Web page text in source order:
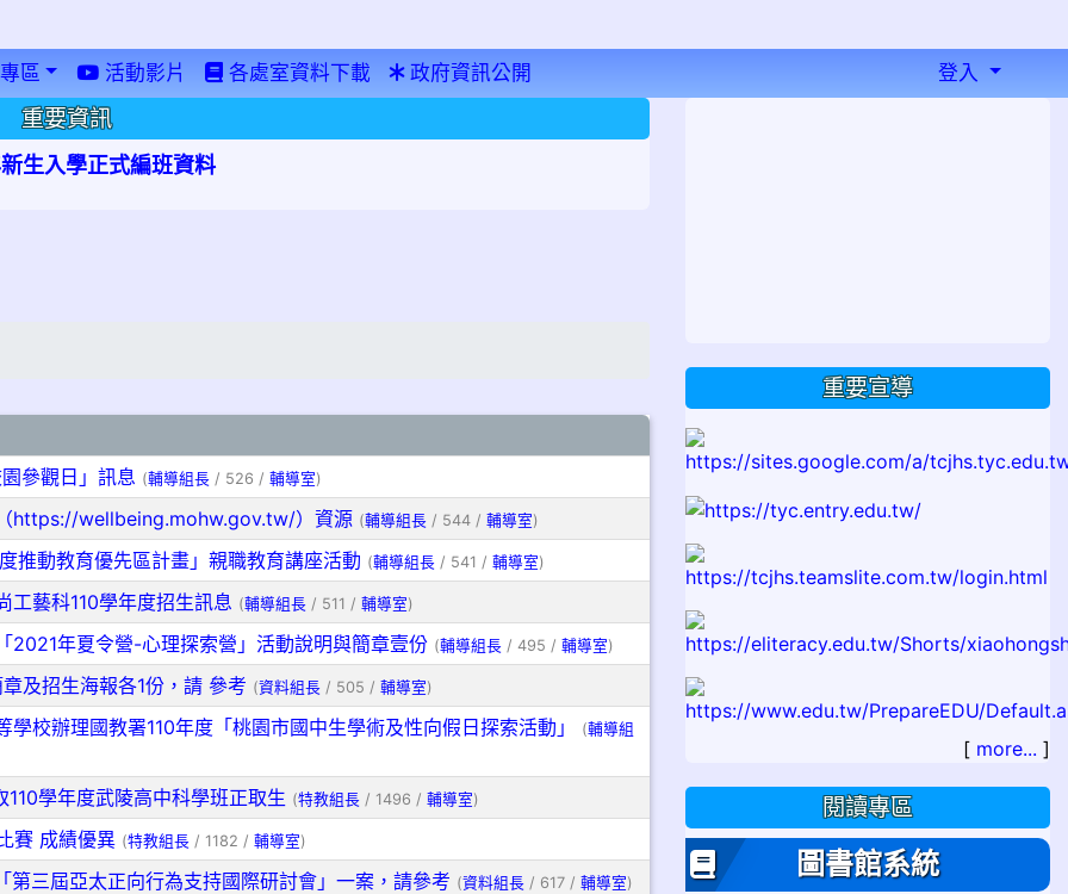
區 活動影片 各處室資料下載 政府資訊公開 登入
重要資訊
生入學正式編班資料
參觀日」訊息 (輔導組長/ 526 / 輔導室)
https://wellbeing.mohw.gov.tw/）資源 (輔導組長/ 544 / 輔導室)
推動教育優先區計畫」親職教育講座活動 (輔導組長 / 541 / 輔導室)
工藝科110學年度招生訊息 (輔導組長/ 511 / 輔導室)
2021年夏令營-心理探索營」活動說明與簡章壹份 (輔導組長/ 495 / 輔導室)
及招生海報各1份，請 參考 (資料組長/ 505 / 輔導室)
校辦理國教署110年度「桃園市國中生學術及性向假日探索活動」 (輔導組
學年度武陵高中科學班正取生 (特教組長/ 1496 / 輔導室)
賽 成績優異 (特教組長/ 1182 / 輔導室)
三屆亞太正向行為支持國際研討會」一案，請參考 (資料組長/ 617 / 輔導室)
重要宣導
[ more... ]
閱讀專區
圖書館系統